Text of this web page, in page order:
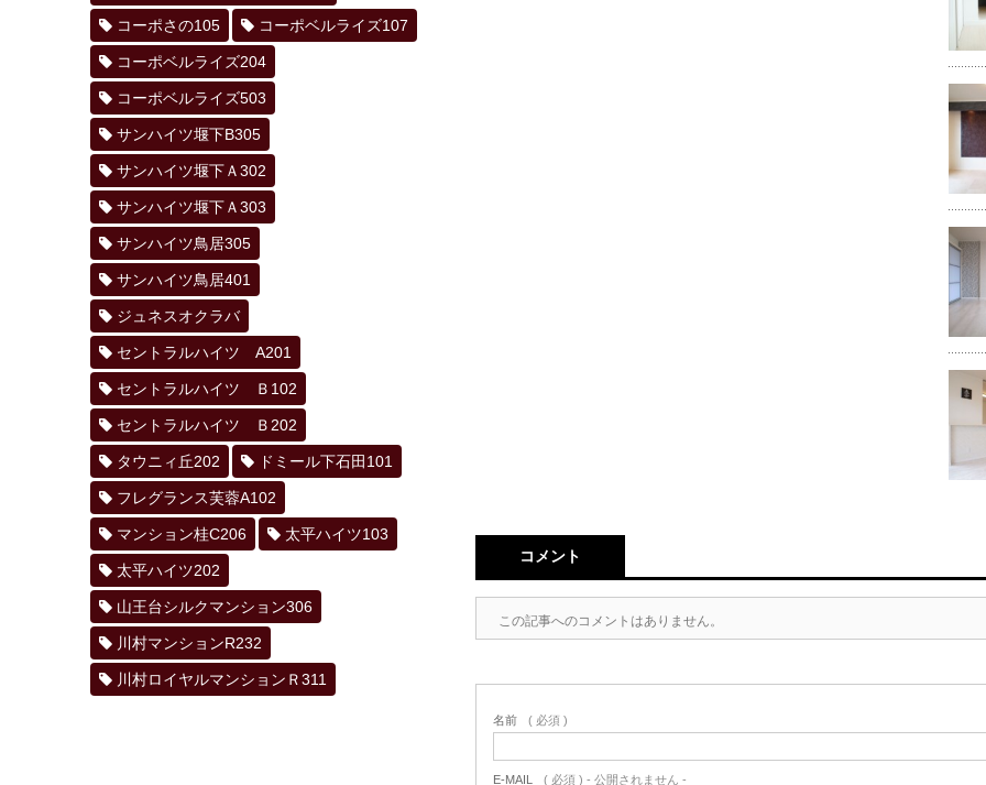
コメント
この記事へのコメントはありません。
名前 ( 必須 )
E-MAIL ( 必須 ) - 公開されません -
コーポさの105 コーポベルライズ107
コーポベルライズ204
コーポベルライズ503
サンハイツ堰下B305
サンハイツ堰下Ａ302
サンハイツ堰下Ａ303
サンハイツ鳥居305
サンハイツ鳥居401
ジュネスオクラバ
セントラルハイツ A201
セントラルハイツ Ｂ102
セントラルハイツ Ｂ202
タウニィ丘202 ドミール下石田101
フレグランス芙蓉A102
マンション桂C206 太平ハイツ103
太平ハイツ202
山王台シルクマンション306
川村マンションR232
川村ロイヤルマンションＲ311